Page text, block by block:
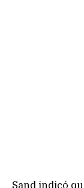
Sand indicó